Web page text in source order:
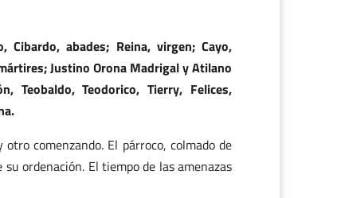
Cibardo, abades; Reina, virgen; Cayo,
Justino Orona Madrigal y Atilano
Teobaldo, Teodorico, Tierry, Felices,
comenzando. El párroco, colmado de
ordenación. El tiempo de las amenazas